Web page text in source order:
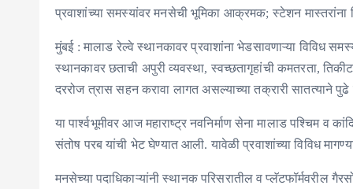
प्रवाशांच्या समस्यांवर मनसेची भूमिका आक्रमक; स्टेशन मास्तरांना
मुंबई : मालाड रेल्वे स्थानकावर प्रवाशांना भेडसावणाऱ्या विविध
स्थानकावर छताची अपुरी व्यवस्था, स्वच्छतागृहांची कमतरता,
दररोज त्रास सहन करावा लागत असल्याच्या तक्रारी सातत्याने
या पार्श्वभूमीवर आज महाराष्ट्र नवनिर्माण सेना मालाड पश्चिम व
संतोष परब यांची भेट घेण्यात आली. यावेळी प्रवाशांच्या विविध
मनसेच्या पदाधिकाऱ्यांनी स्थानक परिसरातील व प्लॅटफॉर्मवरील